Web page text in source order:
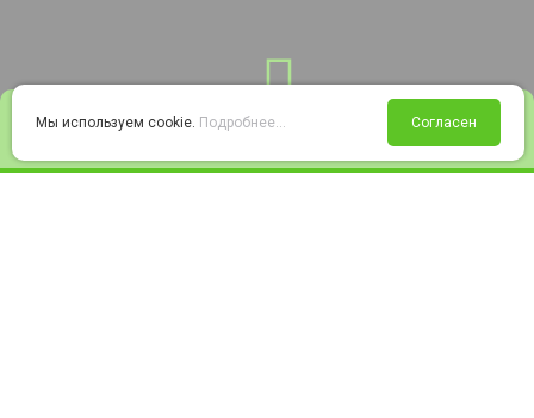
Войти Избранное Корзина
Мы используем cookie. Подробнее... Согласен